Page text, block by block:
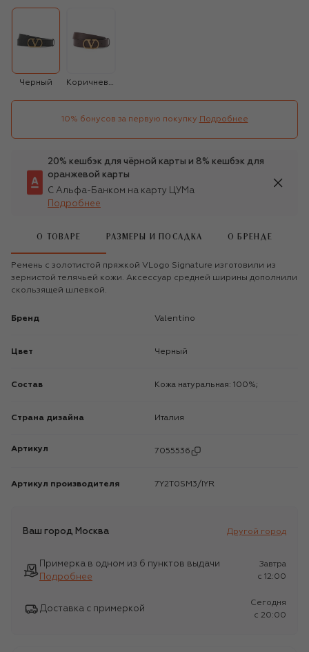
Черный Коричневый
10% бонусов за первую покупку Подробнее
20% кешбэк для чёрной карты и 8% кешбэк для
оранжевой карты
С Альфа-Банком на карту ЦУМа
Подробнее
О ТОВАРЕ РАЗМЕРЫ И ПОСАДКА О БРЕНДЕ
Ремень с золотистой пряжкой VLogo Signature изготовили из
зернистой телячьей кожи. Аксессуар средней ширины дополнили
скользящей шлевкой.
Бренд Valentino
Цвет Черный
Состав Кожа натуральная: 100%;
Страна дизайна Италия
Артикул 7055536
Артикул производителя 7Y2T0SM3/IYR
Ваш город Москва Другой город
Примерка в одном из 6 пунктов выдачи
Подробнее
Завтра
c 12:00
Доставка с примеркой
Сегодня
c 20:00